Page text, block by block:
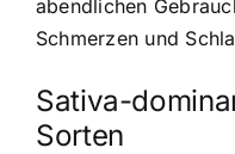
abendlichen
Schmerzen und
Sativa-
Sorten